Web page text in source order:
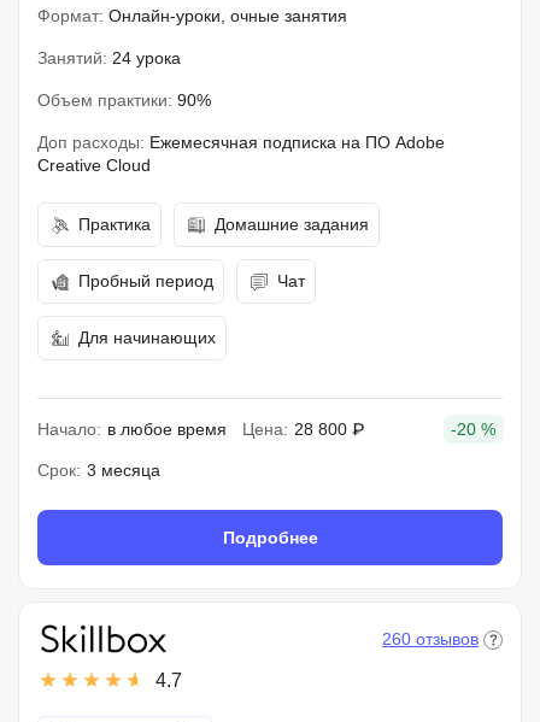
Формат: Онлайн-уроки, очные занятия
Занятий: 24 урока
Объем практики: 90%
Доп расходы: Ежемесячная подписка на ПО Adobe
Creative Cloud
Практика Домашние задания
Пробный период Чат
Для начинающих
Начало: в любое время Цена: 28 800 ₽ -20 %
Срок: 3 месяца
Подробнее
4.7
260 отзывов